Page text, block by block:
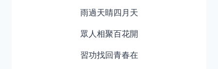
雨過天睛四月天
眾人相聚百花開
習功找回青春在